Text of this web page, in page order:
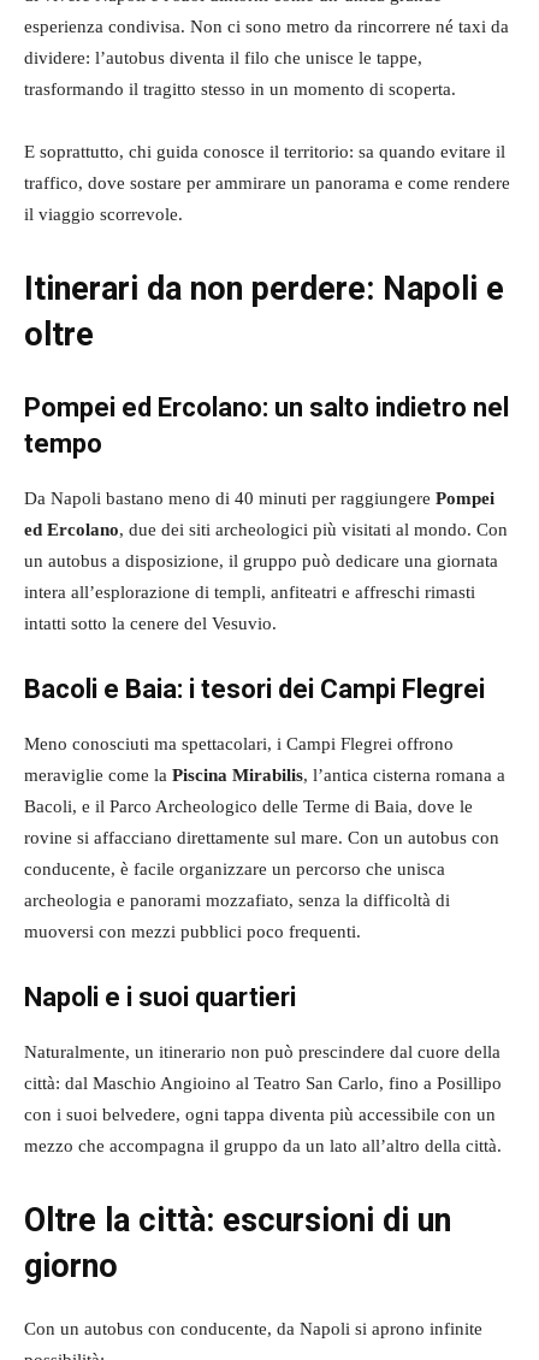
esperienza condivisa. Non ci sono metro da rincorrere né taxi da
dividere: l’autobus diventa il filo che unisce le tappe,
trasformando il tragitto stesso in un momento di scoperta.
E soprattutto, chi guida conosce il territorio: sa quando evitare il
traffico, dove sostare per ammirare un panorama e come rendere
il viaggio scorrevole.
Itinerari da non perdere: Napoli e
oltre
Pompei ed Ercolano: un salto indietro nel
tempo
Da Napoli bastano meno di 40 minuti per raggiungere Pompei
ed Ercolano, due dei siti archeologici più visitati al mondo. Con
un autobus a disposizione, il gruppo può dedicare una giornata
intera all’esplorazione di templi, anfiteatri e affreschi rimasti
intatti sotto la cenere del Vesuvio.
Bacoli e Baia: i tesori dei Campi Flegrei
Meno conosciuti ma spettacolari, i Campi Flegrei offrono
meraviglie come la Piscina Mirabilis, l’antica cisterna romana a
Bacoli, e il Parco Archeologico delle Terme di Baia, dove le
rovine si affacciano direttamente sul mare. Con un autobus con
conducente, è facile organizzare un percorso che unisca
archeologia e panorami mozzafiato, senza la difficoltà di
muoversi con mezzi pubblici poco frequenti.
Napoli e i suoi quartieri
Naturalmente, un itinerario non può prescindere dal cuore della
città: dal Maschio Angioino al Teatro San Carlo, fino a Posillipo
con i suoi belvedere, ogni tappa diventa più accessibile con un
mezzo che accompagna il gruppo da un lato all’altro della città.
Oltre la città: escursioni di un
giorno
Con un autobus con conducente, da Napoli si aprono infinite